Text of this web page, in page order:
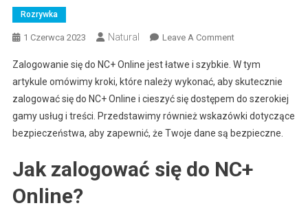
Rozrywka
1 Czerwca 2023 Natural Leave A CommentOn
Skutecznie
Zalogować
Się
Do
NC+
Zalogowanie się do NC+ Online jest łatwe i szybkie. W tym
artykule omówimy kroki, które należy wykonać, aby skutecznie
zalogować się do NC+ Online i cieszyć się dostępem do szerokiej
gamy usług i treści. Przedstawimy również wskazówki dotyczące
bezpieczeństwa, aby zapewnić, że Twoje dane są bezpieczne.
Jak zalogować się do NC+
Online?